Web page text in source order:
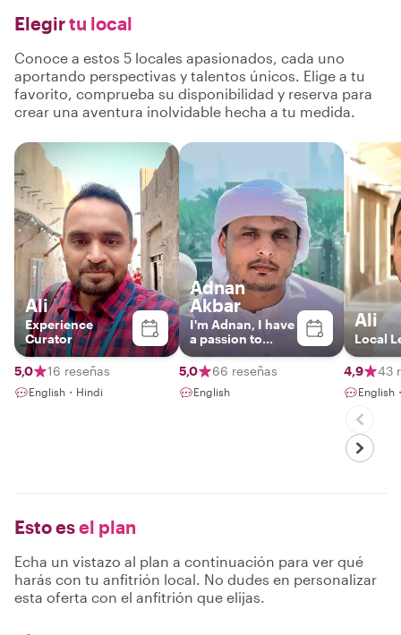
Elegirtu local
Conoce a estos 5 locales apasionados, cada uno
aportando perspectivas y talentos únicos. Elige a tu
favorito, comprueba su disponibilidad y reserva para
crear una aventura inolvidable hecha a tu medida.
Ali
Experience
Curator
5,0 16 reseñas
English・Hindi
Adnan
Akbar
I'm Adnan, I have
a passion to
present my
unique
experience in my
country. I was
heritage, life, and
local culture.
However, I
always like to
share special
5,0 66 reseñas
English
Ali
Local
4,9 43
English
Esto esel plan
Echa un vistazo al plan a continuación para ver qué
harás con tu anfitrión local. No dudes en personalizar
esta oferta con el anfitrión que elijas.